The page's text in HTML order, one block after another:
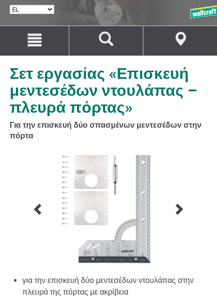
ΕΠΙΛΟΓΉ
Μετάβαση
περιεχόμενο
Μετάβαση
πλοήγηση
Σετ εργασίας «Επισκευή
μεντεσέδων ντουλάπας –
πλευρά πόρτας»
Για την επισκευή δύο σπασμένων μεντεσέδων στην
πόρτα
για την επισκευή δύο μεντεσέδων ντουλάπας στην
πλευρά της πόρτας με ακρίβεια